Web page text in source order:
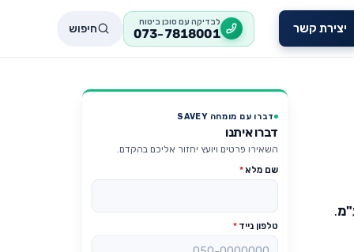
יצירת קשר לבדיקה עם סוכן ביטוח
073-7818001 חיפוש
.
דברו עם מומחה SAVEY
דברו איתנו
השאירו פרטים ויועץ יחזור אליכם בהקדם.
שם מלא*
טלפון נייד *